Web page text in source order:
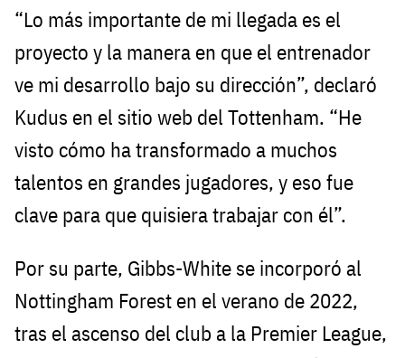
“Lo más importante de mi llegada es el
proyecto y la manera en que el entrenador
ve mi desarrollo bajo su dirección”, declaró
Kudus en el sitio web del Tottenham. “He
visto cómo ha transformado a muchos
talentos en grandes jugadores, y eso fue
clave para que quisiera trabajar con él”.
Por su parte, Gibbs-White se incorporó al
Nottingham Forest en el verano de 2022,
tras el ascenso del club a la Premier League,